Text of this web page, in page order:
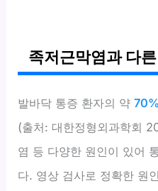
족저근막염과 다
발바닥 통증 환자의 약70%
(출처: 대한정형외과학회
염 등 다양한 원인이 있어
다. 영상 검사로 정확한 원